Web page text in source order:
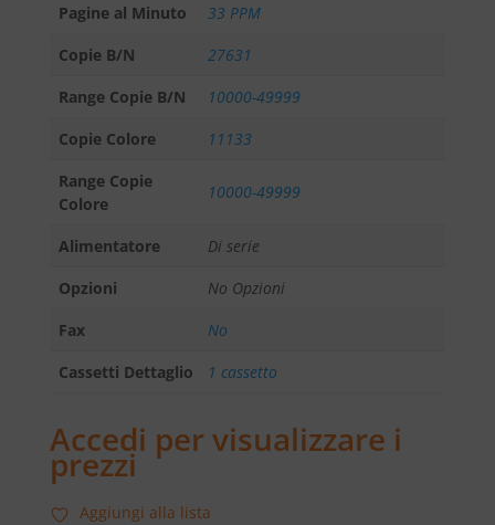
Pagine al Minuto
33 PPM
Copie B/N
27631
Range Copie B/N
10000-49999
Copie Colore
11133
Range Copie
Colore
10000-49999
Alimentatore
Di serie
Opzioni
No Opzioni
Fax
No
Cassetti Dettaglio
1 cassetto
Accedi per visualizzare i
prezzi
Aggiungi alla lista